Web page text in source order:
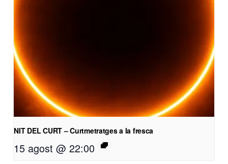
NIT DEL CURT – Curtmetratges a la fresca
15 agost @ 22:00